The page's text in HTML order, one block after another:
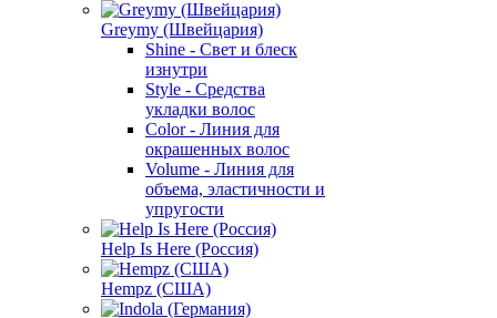
Greymy (Швейцария)
Shine - Свет и блеск
изнутри
Style - Средства
укладки волос
Color - Линия для
окрашенных волос
Volume - Линия для
объема, эластичности и
упругости
Help Is Here (Россия)
Hempz (США)